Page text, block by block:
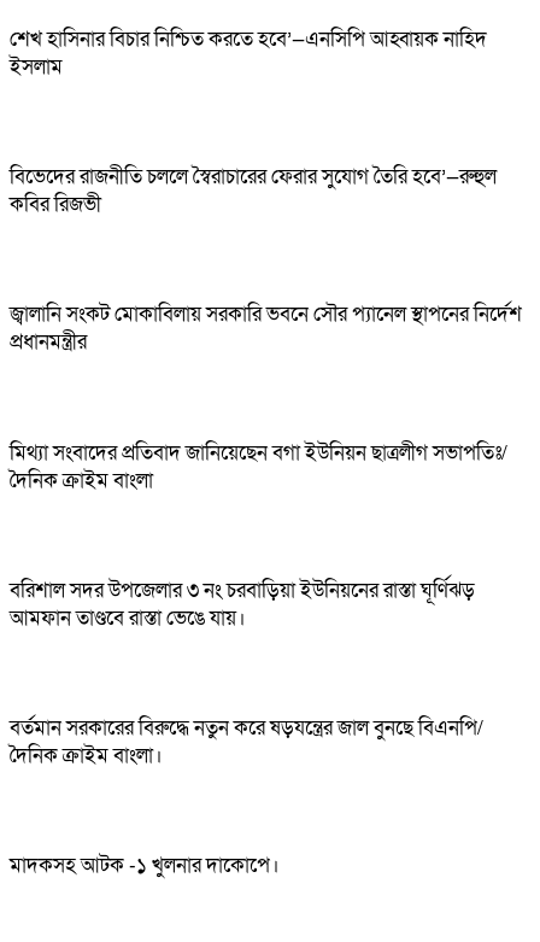
শেখ হাসিনার বিচার নিশ্চিত করতে হবে’—এনসিপি আহ্বায়ক নাহিদ
ইসলাম
বিভেদের রাজনীতি চললে স্বৈরাচারের ফেরার সুযোগ তৈরি হবে’—রুহুল
কবির রিজভী
জ্বালানি সংকট মোকাবিলায় সরকারি ভবনে সৌর প্যানেল স্থাপনের নির্দেশ
প্রধানমন্ত্রীর
মিথ্যা সংবাদের প্রতিবাদ জানিয়েছেন বগা ইউনিয়ন ছাত্রলীগ সভাপতিঃ/
দৈনিক ক্রাইম বাংলা
বরিশাল সদর উপজেলার ৩ নং চরবাড়িয়া ইউনিয়নের রাস্তা ঘূর্ণিঝড়
আমফান তাণ্ডবে রাস্তা ভেঙে যায়।
বর্তমান সরকারের বিরুদ্ধে নতুন করে ষড়যন্ত্রের জাল বুনছে বিএনপি/
দৈনিক ক্রাইম বাংলা।
মাদকসহ আটক -১ খুলনার দাকোপে।